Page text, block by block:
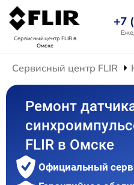
Сервисный центр FLIRв
Омске
+7
Сервисный центр FLIR
Ремонт
FLIR в Омске
Официальный